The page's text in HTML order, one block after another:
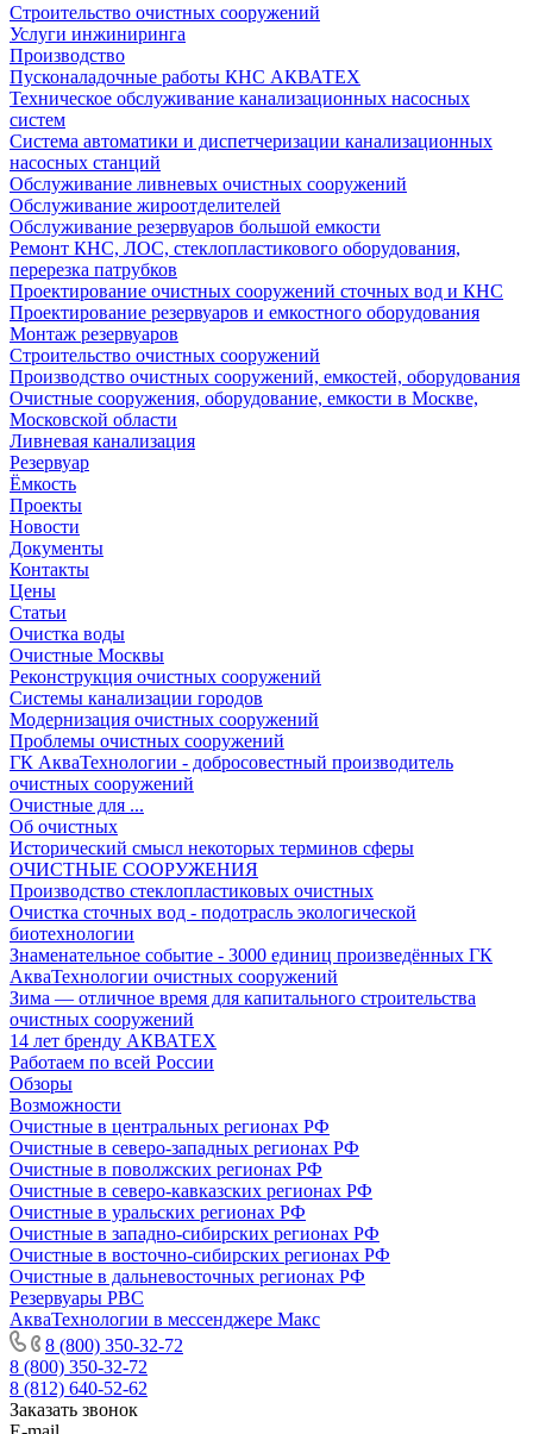
Строительство очистных сооружений
Услуги инжиниринга
Производство
Пусконаладочные работы КНС АКВАТЕХ
Техническое обслуживание канализационных насосных
систем
Система автоматики и диспетчеризации канализационных
насосных станций
Обслуживание ливневых очистных сооружений
Обслуживание жироотделителей
Обслуживание резервуаров большой емкости
Ремонт КНС, ЛОС, стеклопластикового оборудования,
перерезка патрубков
Проектирование очистных сооружений сточных вод и КНС
Проектирование резервуаров и емкостного оборудования
Монтаж резервуаров
Строительство очистных сооружений
Производство очистных сооружений, емкостей, оборудования
Очистные сооружения, оборудование, емкости в Москве,
Московской области
Ливневая канализация
Резервуар
Ёмкость
Проекты
Новости
Документы
Контакты
Цены
Статьи
Очистка воды
Очистные Москвы
Реконструкция очистных сооружений
Системы канализации городов
Модернизация очистных сооружений
Проблемы очистных сооружений
ГК АкваТехнологии - добросовестный производитель
очистных сооружений
Очистные для ...
Об очистных
Исторический смысл некоторых терминов сферы
ОЧИСТНЫЕ СООРУЖЕНИЯ
Производство стеклопластиковых очистных
Очистка сточных вод - подотрасль экологической
биотехнологии
Знаменательное событие - 3000 единиц произведённых ГК
АкваТехнологии очистных сооружений
Зима — отличное время для капитального строительства
очистных сооружений
14 лет бренду АКВАТЕХ
Работаем по всей России
Обзоры
Возможности
Очистные в центральных регионах РФ
Очистные в северо-западных регионах РФ
Очистные в поволжских регионах РФ
Очистные в северо-кавказских регионах РФ
Очистные в уральских регионах РФ
Очистные в западно-сибирских регионах РФ
Очистные в восточно-сибирских регионах РФ
Очистные в дальневосточных регионах РФ
Резервуары РВС
АкваТехнологии в мессенджере Макс
8 (800) 350-32-72
8 (800) 350-32-72
8 (812) 640-52-62
Заказать звонок